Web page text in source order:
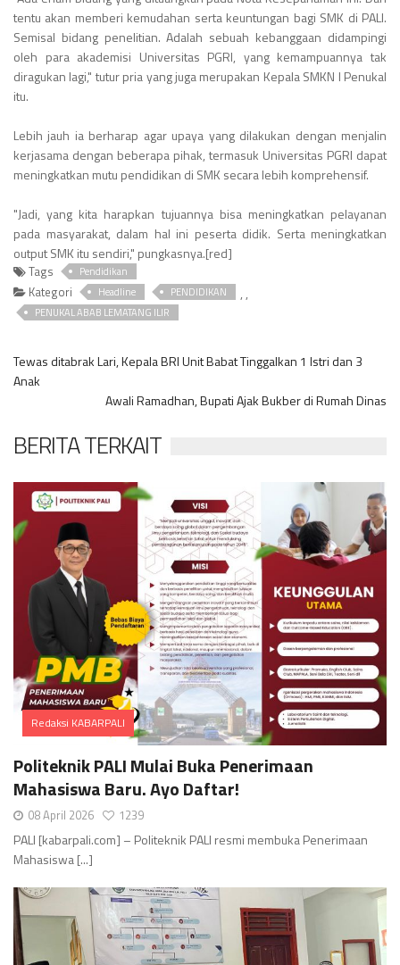
tentu akan memberi kemudahan serta keuntungan bagi SMK di PALI.
Semisal bidang penelitian. Adalah sebuah kebanggaan didampingi
oleh para akademisi Universitas PGRI, yang kemampuannya tak
diragukan lagi," tutur pria yang juga merupakan Kepala SMKN I Penukal
itu.
Lebih jauh ia berharap agar upaya yang dilakukan dengan menjalin
kerjasama dengan beberapa pihak, termasuk Universitas PGRI dapat
meningkatkan mutu pendidikan di SMK secara lebih komprehensif.
"Jadi, yang kita harapkan tujuannya bisa meningkatkan pelayanan
pada masyarakat, dalam hal ini peserta didik. Serta meningkatkan
output SMK itu sendiri," pungkasnya.[red]
Tags Pendidikan
Kategori Headline ,
PENDIDIKAN ,
PENUKAL ABAB LEMATANG ILIR
Tewas ditabrak Lari, Kepala BRI Unit Babat Tinggalkan 1 Istri dan 3
Anak
Awali Ramadhan, Bupati Ajak Bukber di Rumah Dinas
BERITA TERKAIT
Redaksi KABARPALI
Politeknik PALI Mulai Buka Penerimaan
Mahasiswa Baru. Ayo Daftar!
08 April 2026 1239
PALI [kabarpali.com] – Politeknik PALI resmi membuka Penerimaan
Mahasiswa [...]